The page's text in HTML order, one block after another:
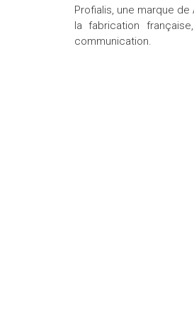
Profialis, une marque de
la fabrication
communication.